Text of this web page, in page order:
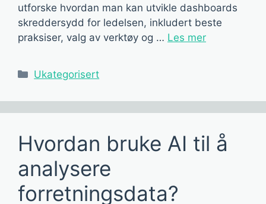
utforske hvordan man kan utvikle dashboards
skreddersydd for ledelsen, inkludert beste
praksiser, valg av verktøy og … Les mer
Kategorier
Ukategorisert
Hvordan bruke AI til å
analysere
forretningsdata?